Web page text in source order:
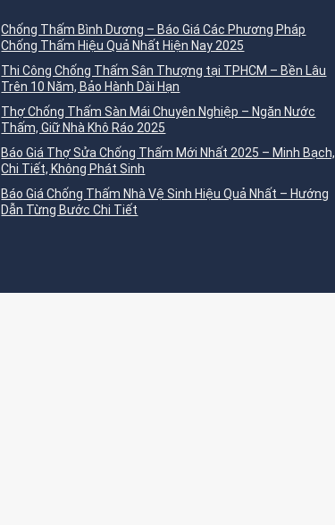
Chống Thấm Bình Dương – Báo Giá Các Phương Pháp
Chống Thấm Hiệu Quả Nhất Hiện Nay 2025
Thi Công Chống Thấm Sân Thượng tại TPHCM – Bền Lâu
Trên 10 Năm, Bảo Hành Dài Hạn
Thợ Chống Thấm Sàn Mái Chuyên Nghiệp – Ngăn Nước
Thấm, Giữ Nhà Khô Ráo 2025
Báo Giá Thợ Sửa Chống Thấm Mới Nhất 2025 – Minh Bạch,
Chi Tiết, Không Phát Sinh
Báo Giá Chống Thấm Nhà Vệ Sinh Hiệu Quả Nhất – Hướng
Dẫn Từng Bước Chi Tiết